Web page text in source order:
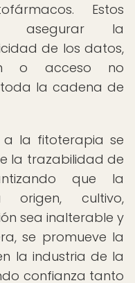
Estos
asegurar la
de los datos,
o acceso no
la cadena de
la fitoterapia se
la trazabilidad de
que la
origen, cultivo,
sea inalterable y
se promueve la
la industria de la
confianza tanto